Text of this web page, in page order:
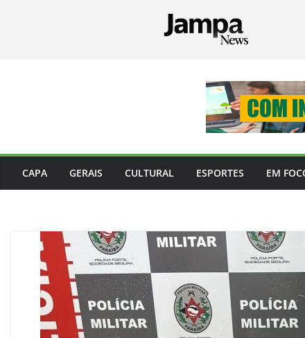
CAPA GERAIS CULTURAL ESPORTES EM